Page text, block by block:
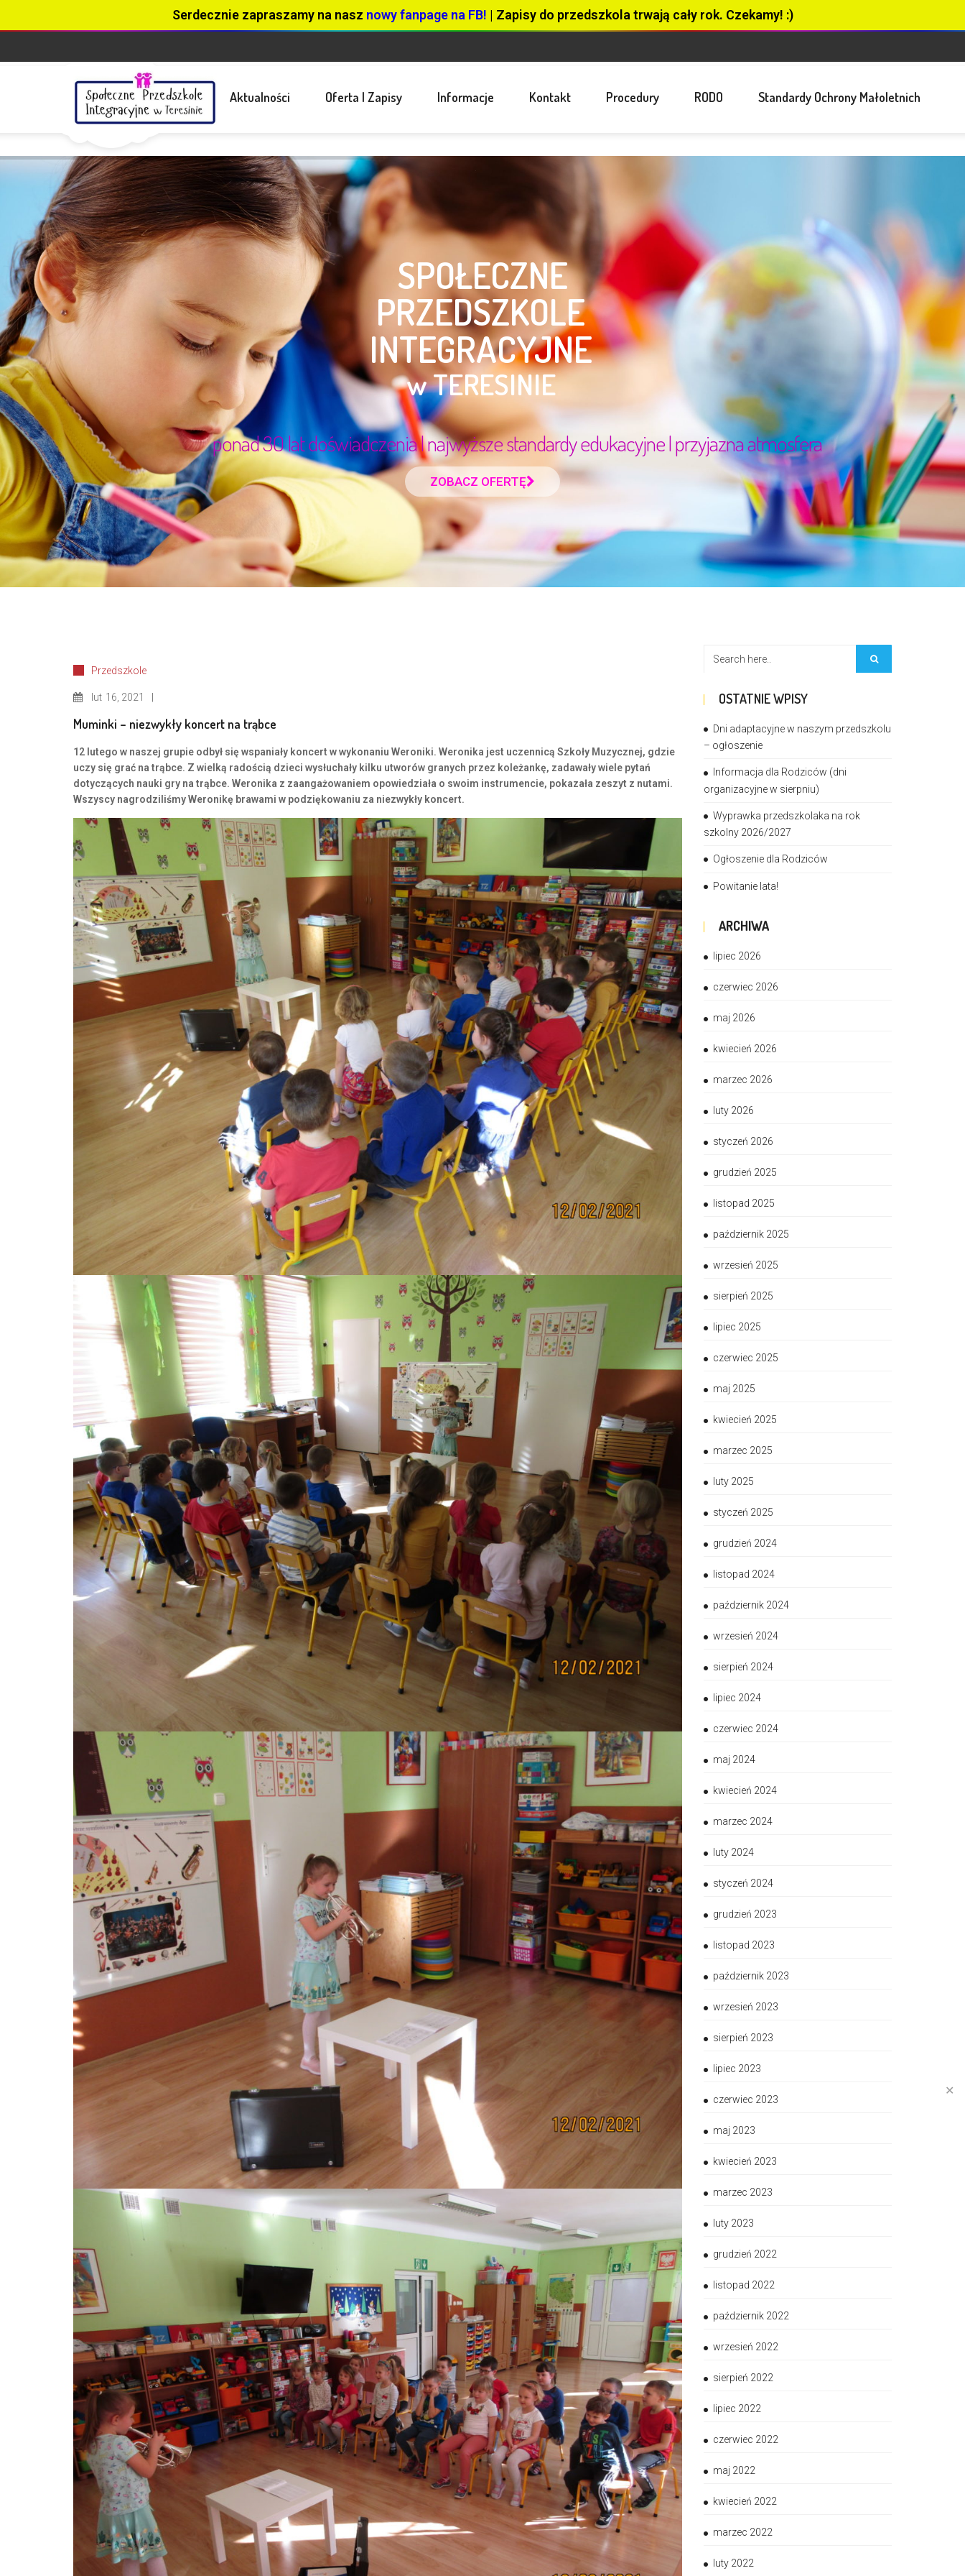
Serdecznie zapraszamy na nasz nowy fanpage na FB! | Zapisy do przedszkola trwają cały rok. Czekamy! :)
✕
Aktualności Oferta I Zapisy Informacje Kontakt Procedury RODO Standardy Ochrony Małoletnich
Przedszkole
lut 16, 2021
Muminki – niezwykły koncert na trąbce
12 lutego w naszej grupie odbył się wspaniały koncert w wykonaniu Weroniki. Weronika jest uczennicą Szkoły Muzycznej, gdzie
uczy się grać na trąbce. Z wielką radością dzieci wysłuchały kilku utworów granych przez koleżankę, zadawały wiele pytań
dotyczących nauki gry na trąbce. Weronika z zaangażowaniem opowiedziała o swoim instrumencie, pokazała zeszyt z nutami.
Wszyscy nagrodziliśmy Weronikę brawami w podziękowaniu za niezwykły koncert.
OSTATNIE WPISY
Dni adaptacyjne w naszym przedszkolu
– ogłoszenie
Informacja dla Rodziców (dni
organizacyjne w sierpniu)
Wyprawka przedszkolaka na rok
szkolny 2026/2027
Ogłoszenie dla Rodziców
Powitanie lata!
ARCHIWA
lipiec 2026
czerwiec 2026
maj 2026
kwiecień 2026
marzec 2026
luty 2026
styczeń 2026
grudzień 2025
listopad 2025
październik 2025
wrzesień 2025
sierpień 2025
lipiec 2025
czerwiec 2025
maj 2025
kwiecień 2025
marzec 2025
luty 2025
styczeń 2025
grudzień 2024
listopad 2024
październik 2024
wrzesień 2024
sierpień 2024
lipiec 2024
czerwiec 2024
maj 2024
kwiecień 2024
marzec 2024
luty 2024
styczeń 2024
grudzień 2023
listopad 2023
październik 2023
wrzesień 2023
sierpień 2023
lipiec 2023
czerwiec 2023
maj 2023
kwiecień 2023
marzec 2023
luty 2023
grudzień 2022
listopad 2022
październik 2022
wrzesień 2022
sierpień 2022
lipiec 2022
czerwiec 2022
maj 2022
kwiecień 2022
marzec 2022
luty 2022